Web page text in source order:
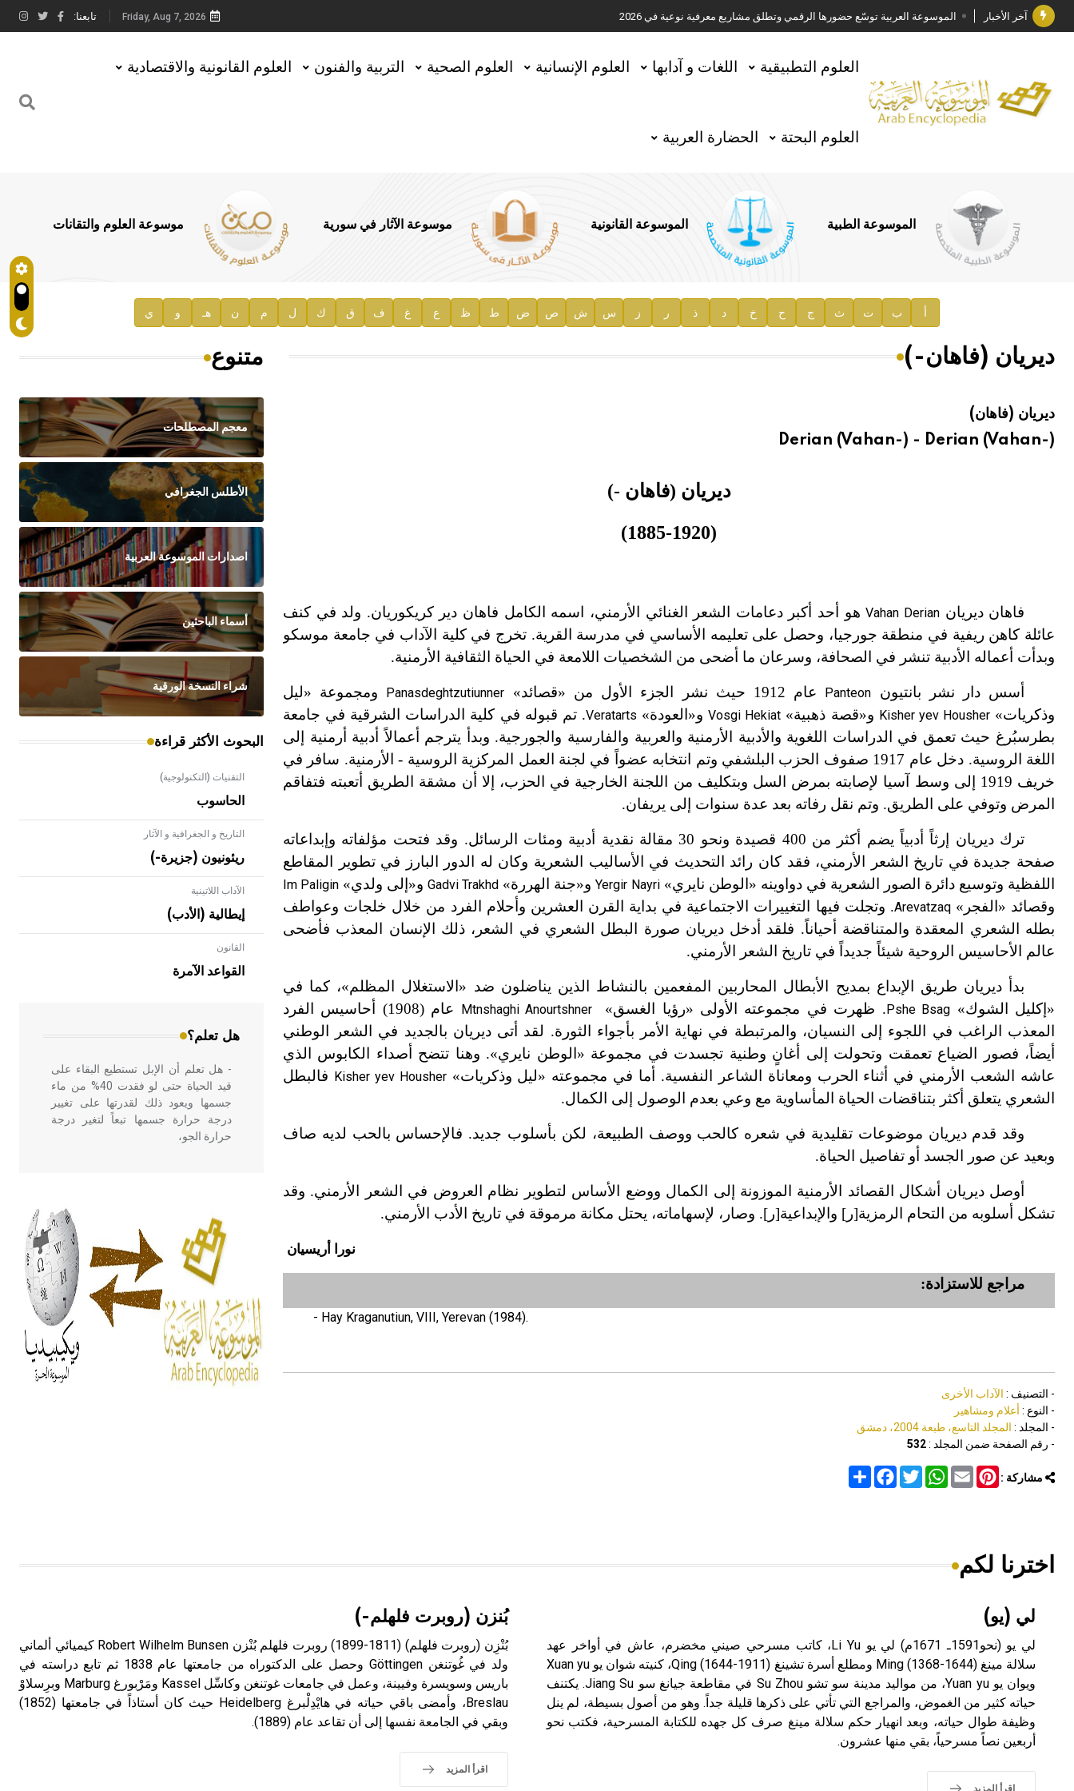
آخر الأخبار الموسوعة العربية توسّع حضورها الرقمي وتطلق مشاريع معرفية نوعية في 2026
جائزة مجمع الملك سلمان العالمي للغة العربية 2025
الأستاذ إياد خالد الطباع مدير عام لهيئة الموسوعة العربية
السيد محمد ياسين صالح وزيرا للثقافة
توصيات مجلس الإدارة
صدور المجلد السابع من موسوعة الآثار في سورية
إعلان..
هيئة الموسوعة العربية تطلق موسوعات جديدة في عام 2026
Friday, Aug 7, 2026 تابعنا:
العلوم التطبيقية اللغات و آدابها العلوم الإنسانية العلوم الصحية التربية والفنون العلوم القانونية والاقتصادية
العلوم البحتة الحضارة العربية
الموسوعة الطبية الموسوعة القانونية موسوعة الآثار في سورية موسوعة العلوم والتقانات
أ ب ت ث ج ح خ د ذ ر ز س ش ص ض ط ظ ع غ ف ق ك ل م ن هـ و ي
ديريان (فاهان-)
ديريان (فاهان)
Derian (Vahan-) - Derian (Vahan-)
ديريان (فاهان -)
(1885-1920)
فاهان ديريانVahan Derianهو أحد أكبر دعامات الشعر الغنائي الأرمني، اسمه الكامل فاهان دير كريكوريان. ولد في كنف
عائلة كاهن ريفية في منطقة جورجيا، وحصل على تعليمه الأساسي في مدرسة القرية. تخرج في كلية الآداب في جامعة موسكو
وبدأت أعماله الأدبية تنشر في الصحافة، وسرعان ما أضحى من الشخصيات اللامعة في الحياة الثقافية الأرمنية.
أسس دار نشر بانتيون Panteon عام 1912 حيث نشر الجزء الأول من «قصائد» Panasdeghtzutiunner ومجموعة «ليل
وذكريات»Kisher yev Housher و«قصة ذهبية» Vosgi Hekiatو«العودة» Veratarts. تم قبوله في كلية الدراسات الشرقية في جامعة
بطرسبُرغ حيث تعمق في الدراسات اللغوية والأدبية الأرمنية والعربية والفارسية والجورجية. وبدأ يترجم أعمالاً أدبية أرمنية إلى
اللغة الروسية. دخل عام 1917 صفوف الحزب البلشفي وتم انتخابه عضواً في لجنة العمل المركزية الروسية - الأرمنية. سافر في
خريف 1919 إلى وسط آسيا لإصابته بمرض السل وبتكليف من اللجنة الخارجية في الحزب، إلا أن مشقة الطريق أتعبته فتفاقم
المرض وتوفي على الطريق. وتم نقل رفاته بعد عدة سنوات إلى يريفان.
ترك ديريان إرثاً أدبياً يضم أكثر من 400 قصيدة ونحو 30 مقالة نقدية أدبية ومئات الرسائل. وقد فتحت مؤلفاته وإبداعاته
صفحة جديدة في تاريخ الشعر الأرمني، فقد كان رائد التحديث في الأساليب الشعرية وكان له الدور البارز في تطوير المقاطع
اللفظية وتوسيع دائرة الصور الشعرية في دواوينه «الوطن نايري»Yergir Nayriو«جنة الهررة» Gadvi Trakhdو«إلى ولدي» Im Paligin
وقصائد «الفجر»Arevatzaq. وتجلت فيها التغييرات الاجتماعية في بداية القرن العشرين وأحلام الفرد من خلال خلجات وعواطف
بطله الشعري المعقدة والمتناقضة أحياناً. فلقد أدخل ديريان صورة البطل الشعري في الشعر، ذلك الإنسان المعذب فأضحى
عالم الأحاسيس الروحية شيئاً جديداً في تاريخ الشعر الأرمني.
بدأ ديريان طريق الإبداع بمديح الأبطال المحاربين المفعمين بالنشاط الذين يناضلون ضد «الاستغلال المظلم»، كما في
«إكليل الشوك» Pshe Bsag. ظهرت في مجموعته الأولى «رؤيا الغسق» Mtnshaghi Anourtshner عام
(1908) أحاسيس الفرد
المعذب الراغب في اللجوء إلى النسيان، والمرتبطة في نهاية الأمر بأجواء الثورة. لقد أتى ديريان بالجديد في الشعر الوطني
أيضاً، فصور الضياع تعمقت وتحولت إلى أغانٍ وطنية تجسدت في مجموعة «الوطن نايري». وهنا تتضح أصداء الكابوس الذي
عاشه الشعب الأرمني في أثناء الحرب ومعاناة الشاعر النفسية. أما في مجموعته «ليل وذكريات»Kisher yev Housher فالبطل
الشعري يتعلق أكثر بتناقضات الحياة المأساوية مع وعي بعدم الوصول إلى الكمال.
وقد قدم ديريان موضوعات تقليدية في شعره كالحب ووصف الطبيعة، لكن بأسلوب جديد. فالإحساس بالحب لديه صاف
وبعيد عن صور الجسد أو تفاصيل الحياة.
أوصل ديريان أشكال القصائد الأرمنية الموزونة إلى الكمال ووضع الأساس لتطوير نظام العروض في الشعر الأرمني. وقد
تشكل أسلوبه من التحام الرمزية[ر] والإبداعية[ر]. وصار، لإسهاماته، يحتل مكانة مرموقة في تاريخ الأدب الأرمني.
نورا أريسيان
مراجع للاستزادة:
- Hay Kraganutiun, VIII, Yerevan (1984).
- التصنيف : الآداب الأخرى
- النوع : أعلام ومشاهير
- المجلد : المجلد التاسع، طبعة 2004، دمشق
- رقم الصفحة ضمن المجلد :532
مشاركة : Share
FacebookTwitter
WhatsAppEmail
Pinterest
متنوع
معجم المصطلحات
الأطلس الجغرافي
اصدارات الموسوعة العربية
أسماء الباحثين
شراء النسخة الورقية
البحوث الأكثر قراءة
التقنيات (التكنولوجية)
الحاسوب
التاريخ و الجغرافية و الآثار
ريئونيون (جزيرة-)
الآداب اللاتينية
إيطالية (الأدب)
القانون
القواعد الآمرة
هل تعلم؟
- هل تعلم أن الأبلق نوع من الفنون
الهندسية التي ارتبطت بالعمارة الإسلامية
في بلاد الشام ومصر خاصة، حيث يحرص
- هل تعلم أن الإبل تستطيع البقاء على
قيد الحياة حتى لو فقدت 40% من ماء
جسمها ويعود ذلك لقدرتها على تغيير
درجة حرارة جسمها تبعاً لتغير درجة
حرارة الجو،
أربعة مؤلفات هي: الحكم، الأدلة، تنظيم
التغذية، ورسالته في جروح الرأس.
ويعود له الفضل بأنه حرر الطب من
الدين والفلسفة.
- هل تعلم أن المرجان إفراز حيواني
يتكون في البحر ويتركب من مادة
كربونات الكلسيوم، وهو أحمر أو شديد
الحمرة وهو أجود أنواعه، ويمتاز بكبر
الحجم ويسمى الش
جيداً يعود إلى عدد من الملوك الذين
- هل تعلم أن الأبجدية الكنعانية تتألف من
/22/ علامة كتابية sign تكتب منفصلة
غير متصلة، وتعتمد المبدأ الأكوروفوني،
اخترنا لكم
لي (يو)
لي يو (نحو1591ـ 1671م) لي يو Li Yu، كاتب مسرحي صيني مخضرم، عاش في أواخر عهد
سلالة مينغ Ming (1368-1644) ومطلع أسرة تشينغ Qing (1644-1911)، كنيته شوان يو Xuan yu
ويوان يو Yuan yu، من مواليد مدينة سو تشو Su Zhou في مقاطعة جيانغ سو Jiang Su. يكتنف
حياته كثير من الغموض، والمراجع التي تأتي على ذكرها قليلة جداً. وهو من أصول بسيطة، لم ينل
وظيفة طوال حياته، وبعد انهيار حكم سلالة مينغ صرف كل جهده للكتابة المسرحية، فكتب نحو
أربعين نصاً مسرحياً، بقي منها عشرون.
اقرأ المزيد
بُنزن (روبرت فلهلم-)
بُنْزِن (روبرت فلهلم) (1811-1899) روبرت فلهلم بُنْزن Robert Wilhelm Bunsen كيميائي ألماني
ولد في غُوتنغن Göttingen وحصل على الدكتوراه من جامعتها عام 1838 ثم تابع دراسته في
باريس وسويسرة وفيينة، وعمل في جامعات غوتنغن وكاسِّل Kassel ومَرْبورغ Marburg وبرِسلاوْ
Breslau، وأمضى باقي حياته في هايْدِلْبرغ Heidelberg حيث كان أستاذاً في جامعتها (1852)
وبقي في الجامعة نفسها إلى أن تقاعد عام (1889).
اقرأ المزيد